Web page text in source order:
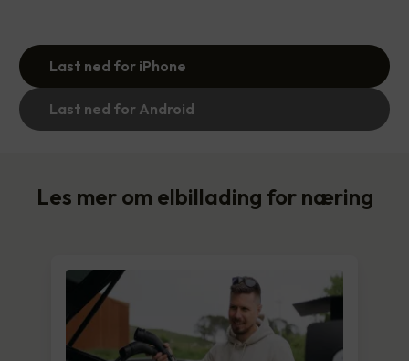
Last ned for iPhone
Last ned for Android
Les mer om elbillading for næring